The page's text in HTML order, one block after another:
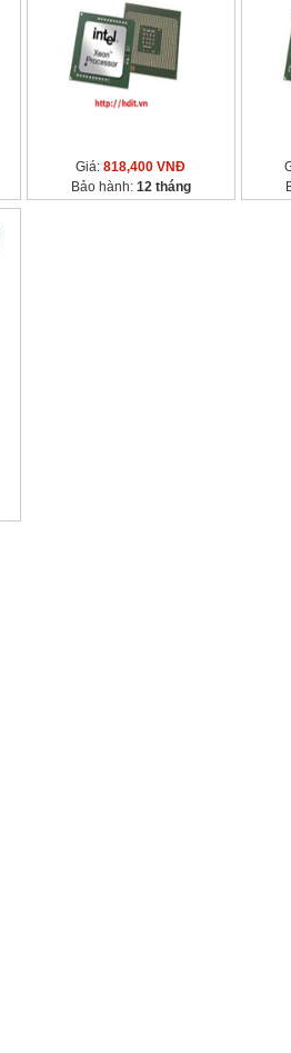
Giá: 818,400 VNĐ
Bảo hành: 12 tháng